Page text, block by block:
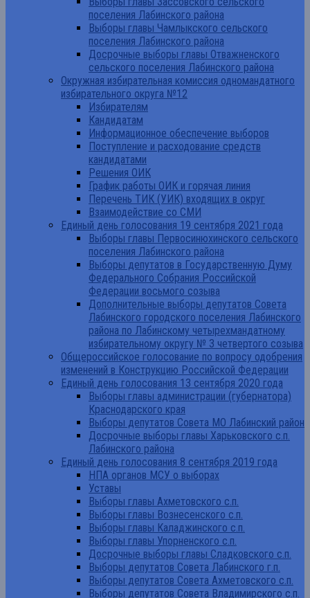
поселения Лабинского района
Выборы главы Чамлыкского сельского
поселения Лабинского района
Досрочные выборы главы Отважненского
сельского поселения Лабинского района
Окружная избирательная комиссия одномандатного
избирательного округа №12
Избирателям
Кандидатам
Информационное обеспечение выборов
Поступление и расходование средств
кандидатами
Решения ОИК
График работы ОИК и горячая линия
Перечень ТИК (УИК) входящих в округ
Взаимодействие со СМИ
Единый день голосования 19 сентября 2021 года
Выборы главы Первосинюхинского сельского
поселения Лабинского района
Выборы депутатов в Государственную Думу
Федерального Собрания Российской
Федерации восьмого созыва
Дополнительные выборы депутатов Совета
Лабинского городского поселения Лабинского
района по Лабинскому четырехмандатному
избирательному округу № 3 четвертого созыва
Общероссийское голосование по вопросу одобрения
изменений в Конструкцию Российской Федерации
Единый день голосования 13 сентября 2020 года
Выборы главы администрации (губернатора)
Краснодарского края
Выборы депутатов Совета МО Лабинский район
Досрочные выборы главы Харьковского с.п.
Лабинского района
Единый день голосования 8 сентября 2019 года
НПА органов МСУ о выборах
Уставы
Выборы главы Ахметовского с.п.
Выборы главы Вознесенского с.п.
Выборы главы Каладжинского с.п.
Выборы главы Упорненского с.п.
Досрочные выборы главы Сладковского с.п.
Выборы депутатов Совета Лабинского г.п.
Выборы депутатов Совета Ахметовского с.п.
Выборы депутатов Совета Владимирского с.п.